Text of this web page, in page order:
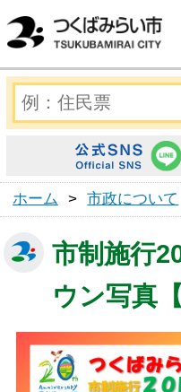
ホーム > 市政について
市制施行
ウン写真